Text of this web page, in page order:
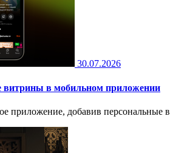
30.07.2026
витрины в мобильном приложении
добавив персональные